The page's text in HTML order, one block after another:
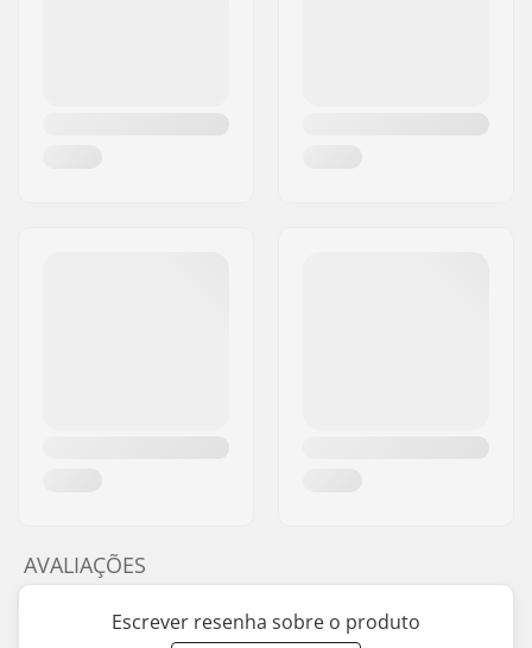
AVALIAÇÕES
Escrever resenha sobre o produto